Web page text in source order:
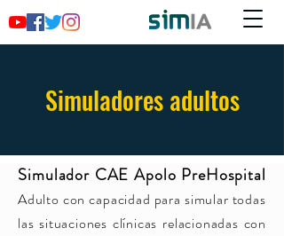
Simuladores adultos
Simulador CAE Apolo PreHospital
Adulto con capacidad para simular todas
las situaciones clínicas relacionadas con